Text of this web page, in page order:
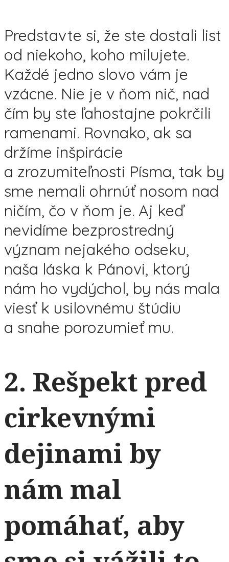
Predstavte si, že ste dostali list
od niekoho, koho milujete.
Každé jedno slovo vám je
vzácne. Nie je v ňom nič, nad
čím by ste ľahostajne pokrčili
ramenami. Rovnako, ak sa
držíme inšpirácie
a zrozumiteľnosti Písma, tak by
sme nemali ohrnúť nosom nad
ničím, čo v ňom je. Aj keď
nevidíme bezprostredný
význam nejakého odseku,
naša láska k Pánovi, ktorý
nám ho vydýchol, by nás mala
viesť k usilovnému štúdiu
a snahe porozumieť mu.
2. Rešpekt pred
cirkevnými
dejinami by
nám mal
pomáhať, aby